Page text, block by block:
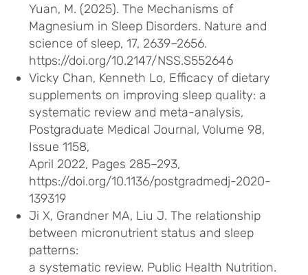
Yuan, M. (2025). The Mechanisms of
Magnesium in Sleep Disorders. Nature and
science of sleep, 17, 2639–2656.
https://doi.org/10.2147/NSS.S552646
Vicky Chan, Kenneth Lo, Efficacy of dietary
supplements on improving sleep quality: a
systematic review and meta-analysis,
Postgraduate Medical Journal, Volume 98,
Issue 1158,
April 2022, Pages 285–293,
https://doi.org/10.1136/postgradmedj-2020-
139319
Ji X, Grandner MA, Liu J. The relationship
between micronutrient status and sleep
patterns:
a systematic review. Public Health Nutrition.